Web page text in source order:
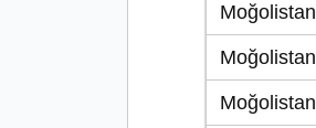
Moğolistan
Moğolistan
Moğolistan